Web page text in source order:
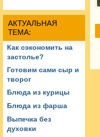
АКТУАЛЬНАЯ
ТЕМА:
Как сэкономить на
застолье?
Готовим сами сыр и
творог
Блюда из курицы
Блюда из фарша
Выпечка без
духовки